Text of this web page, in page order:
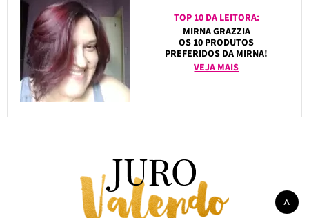
TOP 10 DA LEITORA:
MIRNA GRAZZIA
OS 10 PRODUTOS
PREFERIDOS DA MIRNA!
VEJA MAIS